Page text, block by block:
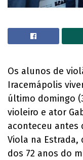
Os alunos de
Iracemápolis
último domingo
violeiro e ator
aconteceu antes
Viola na Estrada,
dos 72 anos do